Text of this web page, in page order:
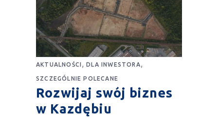
AKTUALNOŚCI,DLA INWESTORA,
SZCZEGÓLNIE POLECANE
Rozwijaj swój biznes
w Kazdębiu